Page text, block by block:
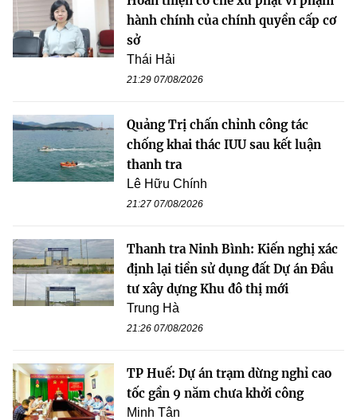
hành chính của chính quyền cấp cơ
sở
Thái Hải
21:29 07/08/2026
Quảng Trị chấn chỉnh công tác
chống khai thác IUU sau kết luận
thanh tra
Lê Hữu Chính
21:27 07/08/2026
Thanh tra Ninh Bình: Kiến nghị xác
định lại tiền sử dụng đất Dự án Đầu
tư xây dựng Khu đô thị mới
Trung Hà
21:26 07/08/2026
TP Huế: Dự án trạm dừng nghỉ cao
tốc gần 9 năm chưa khởi công
Minh Tân